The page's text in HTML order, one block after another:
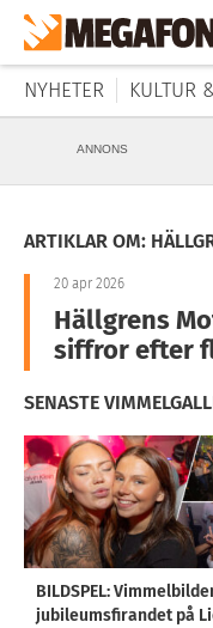
NYHETER KULTUR
ANNONS
ARTIKLAR OM:
20 apr 2026
Hällgrens
siffror efter
SENASTE
BILDSPEL:
jubileumsfirandet på